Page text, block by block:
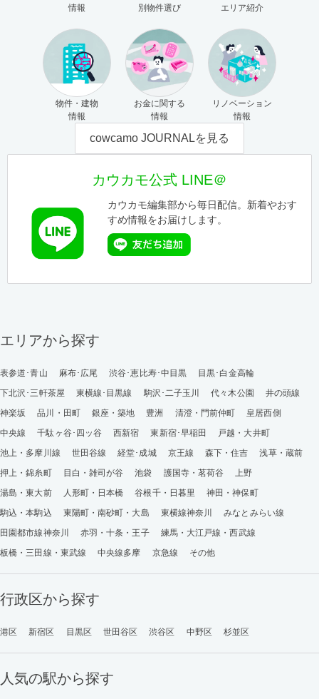
情報
別物件選び
エリア紹介
物件・建物
情報
お金に関する
情報
リノベーション
情報
cowcamo JOURNALを見る
カウカモ公式 LINE＠
カウカモ編集部から毎日配信。新着やおす
すめ情報をお届けします。
エリアから探す
表参道･青山 麻布･広尾 渋谷･恵比寿･中目黒
目黒･白金高輪
下北沢･三軒茶屋
東横線･目黒線 駒沢･二子玉川 代々木公園
井の頭線
神楽坂
品川・田町 銀座・築地 豊洲 清澄・門前仲町
皇居西側
中央線
千駄ヶ谷･四ッ谷 西新宿 東新宿･早稲田
戸越・大井町
池上・多摩川線
世田谷線 経堂･成城 京王線 森下・住吉
浅草・蔵前
押上・錦糸町
目白・雑司が谷 池袋 護国寺・茗荷谷
上野
湯島・東大前
人形町・日本橋 谷根千・日暮里
神田・神保町
駒込・本駒込
東陽町・南砂町・大島 東横線神奈川
みなとみらい線
田園都市線神奈川
赤羽・十条・王子
練馬・大江戸線・西武線
板橋・三田線・東武線
中央線多摩 京急線 その他
行政区から探す
港区 新宿区 目黒区 世田谷区 渋谷区 中野区 杉並区
人気の駅から探す